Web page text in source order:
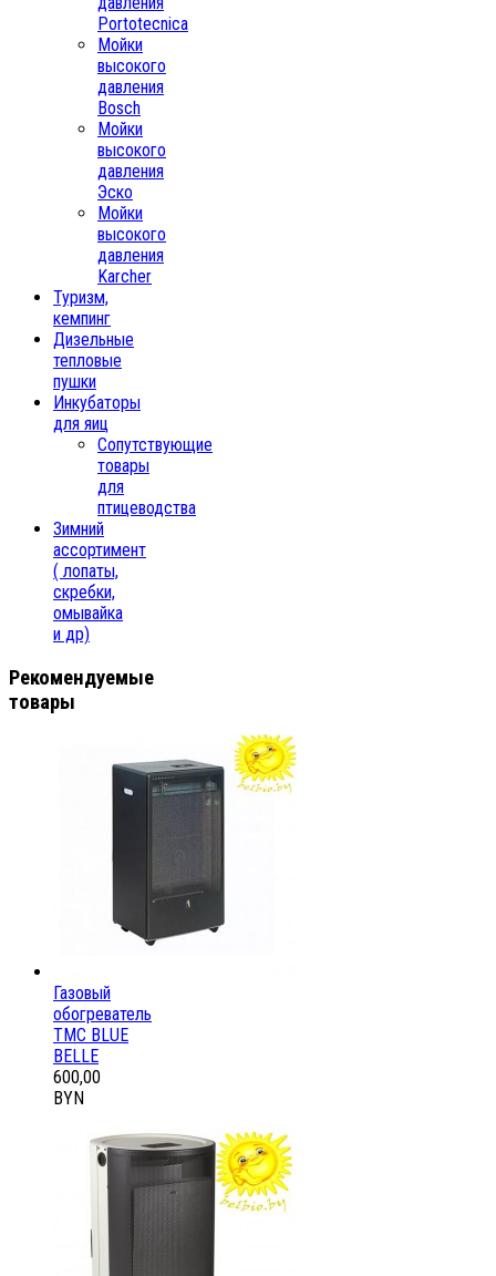
Portotecnica
Мойки
высокого
давления
Bosch
Мойки
высокого
давления
Эско
Мойки
высокого
давления
Karcher
Туризм,
кемпинг
Дизельные
тепловые
пушки
Инкубаторы
для яиц
Сопутствующие
товары
для
птицеводства
Зимний
ассортимент
( лопаты,
скребки,
омывайка
и др)
Рекомендуемые
товары
Газовый
обогреватель
ТМС BLUE
BELLE
600,00
BYN